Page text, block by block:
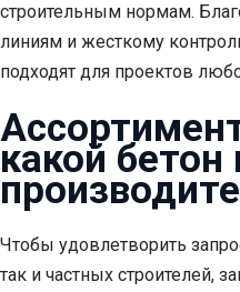
строительным нормам.
линиям и жесткому
подходят для проектов
какой бетон
Чтобы удовлетворить
так и частных строителей,